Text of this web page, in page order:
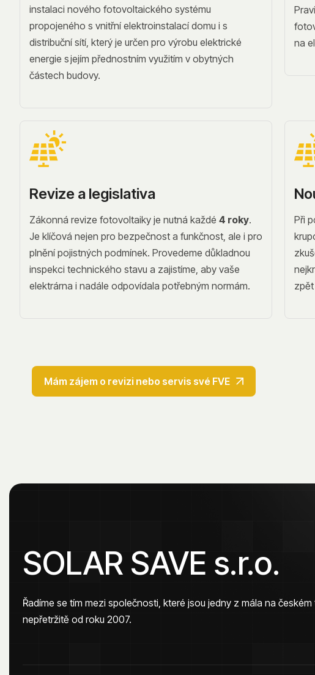
instalaci nového fotovoltaického systému
propojeného s vnitřní elektroinstalací domu i s
distribuční sítí, který je určen pro výrobu elektrické
energie s jejím přednostním využitím v obytných
částech budovy.
na
Revize a legislativa
Zákonná revize fotovoltaiky je nutná každé 4 roky.
Je klíčová nejen pro bezpečnost a funkčnost, ale i pro
plnění pojistných podmínek. Provedeme důkladnou
inspekci technického stavu a zajistíme, aby vaše
elektrárna i nadále odpovídala potřebným normám.
Při
Mám zájem o revizi nebo servis své FVE
SOLAR SAVE s.r.o.
Řadíme se tím mezi společnosti, které jsou jedny z mála na
nepřetržitě od roku 2007.